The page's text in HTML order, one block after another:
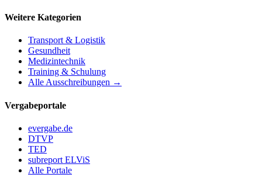
Weitere Kategorien
Transport & Logistik
Gesundheit
Medizintechnik
Training & Schulung
Alle Ausschreibungen →
Vergabeportale
evergabe.de
DTVP
TED
subreport ELViS
Alle Portale